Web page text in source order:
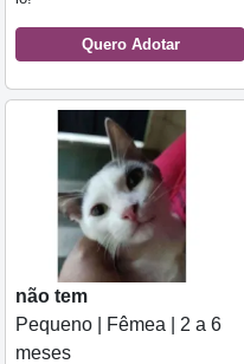
Quero Adotar
não tem
Pequeno | Fêmea | 2 a 6
meses